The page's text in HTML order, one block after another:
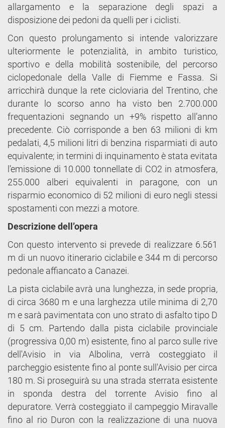
allargamento e la separazione degli spazi a
disposizione dei pedoni da quelli per i ciclisti.
Con questo prolungamento si intende valorizzare
ulteriormente le potenzialità, in ambito turistico,
sportivo e della mobilità sostenibile, del percorso
ciclopedonale della Valle di Fiemme e Fassa. Si
arricchirà dunque la rete cicloviaria del Trentino, che
durante lo scorso anno ha visto ben 2.700.000
frequentazioni segnando un +9% rispetto all’anno
precedente. Ciò corrisponde a ben 63 milioni di km
pedalati, 4,5 milioni litri di benzina risparmiati di auto
equivalente; in termini di inquinamento è stata evitata
l’emissione di 10.000 tonnellate di CO2 in atmosfera,
255.000 alberi equivalenti in paragone, con un
risparmio economico di 52 milioni di euro negli stessi
spostamenti con mezzi a motore.
Descrizione dell’opera
Con questo intervento si prevede di realizzare 6.561
m di un nuovo itinerario ciclabile e 344 m di percorso
pedonale affiancato a Canazei.
La pista ciclabile avrà una lunghezza, in sede propria,
di circa 3680 m e una larghezza utile minima di 2,70
m e sarà pavimentata con uno strato di asfalto tipo D
di 5 cm. Partendo dalla pista ciclabile provinciale
(progressiva 0,00 m) esistente, fino al parco sulle rive
dell'Avisio in via Albolina, verrà costeggiato il
parcheggio esistente fino al ponte sull'Avisio per circa
180 m. Si proseguirà su una strada sterrata esistente
in sponda destra del torrente Avisio fino al
depuratore. Verrà costeggiato il campeggio Miravalle
fino al rio Duron con la realizzazione di una nuova